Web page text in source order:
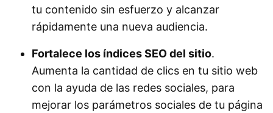
tu contenido sin esfuerzo y alcanzar
rápidamente una nueva audiencia.
Fortalece los índices SEO del sitio.
Aumenta la cantidad de clics en tu sitio web
con la ayuda de las redes sociales, para
mejorar los parámetros sociales de tu página